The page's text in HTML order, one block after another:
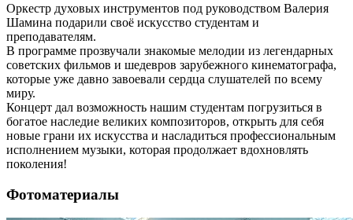
Оркестр духовых инструментов под руководством Валерия
Шамина подарили своё искусство студентам и
преподавателям.
В программе прозвучали знакомые мелодии из легендарных
советских фильмов и шедевров зарубежного кинематографа,
которые уже давно завоевали сердца слушателей по всему
миру.
Концерт дал возможность нашим студентам погрузиться в
богатое наследие великих композиторов, открыть для себя
новые грани их искусства и насладиться профессиональным
исполнением музыки, которая продолжает вдохновлять
поколения!
Фотоматериалы